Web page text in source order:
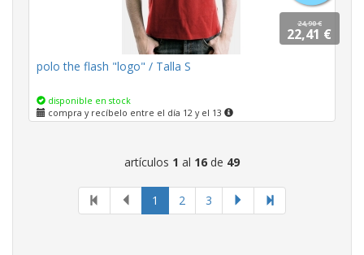
24,90 €
22,41 €
polo the flash "logo" / Talla S
disponible en stock
compra y recíbelo entre el día 12 y el 13
artículos 1 al 16 de 49
1
página
actual
2 3